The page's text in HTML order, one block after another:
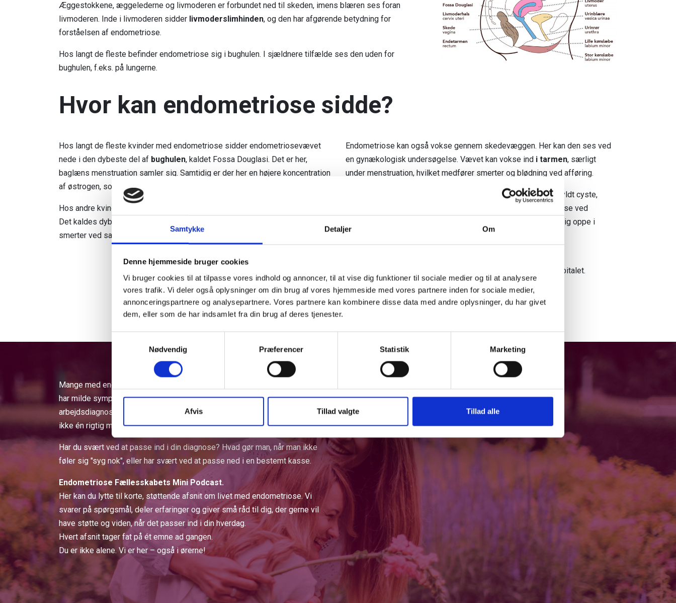
Samtykke Detaljer Om
Denne hjemmeside bruger cookies
Vi bruger cookies til at tilpasse vores indhold og annoncer, til at vise dig funktioner til sociale medier og til at analysere
vores trafik. Vi deler også oplysninger om din brug af vores hjemmeside med vores partnere inden for sociale medier,
annonceringspartnere og analysepartnere. Vores partnere kan kombinere disse data med andre oplysninger, du har givet
dem, eller som de har indsamlet fra din brug af deres tjenester.
Nødvendig
Præferencer Statistik Marketing
Afvis Tillad valgte Tillad alle
Æggestokkene, æggelederne og livmoderen er forbundet ned til skeden, imens blæren ses foran
livmoderen. Inde i livmoderen sidder livmoderslimhinden, og den har afgørende betydning for
forståelsen af endometriose.
Hos langt de fleste befinder endometriose sig i bughulen. I sjældnere tilfælde ses den uden for
bughulen, f.eks. på lungerne.
Hvor kan endometriose sidde?
Hos langt de fleste kvinder med endometriose sidder endometriosevævet
nede i den dybeste del af bughulen, kaldet Fossa Douglasi. Det er her,
baglæns menstruation samler sig. Samtidig er der her en højere koncentration
af østrogen, som udskilles fra æggestokkens overflade.
Hos andre kvinder vokser endometriosen nede i vævet
Det kaldes dybt infiltrerende endometriose. Særligt denne type kan give
smerter ved samleje.
Endometriose kan også vokse gennem skedevæggen. Her kan den ses ved
en gynækologisk undersøgelse. Vævet kan vokse ind i tarmen, særligt
under menstruation, hvilket medfører smerter og blødning ved afføring.
kan endometriose udvikle sig til en blodfyldt cyste,
imens det på blæren kan give fornemmelse af blærebetændelse ved
menstruation. Det er mindre hyppigt, at endometriose sætter sig oppe i
bughulen på f.eks.
tyktarmen eller tyndtarmen
landsdelsfunktioner - Aarhus Universitetshospital og Rigshospitalet.
Mange med endometriose kan føle, at de ikke passer ind i diagnosen. Nogle
har milde symptomer, andre svære. Nogle har en sikker diagnose, andre en
arbejdsdiagnose. Uanset symptombillede er din oplevelse gyldig. Der findes
ikke én rigtig måde at have endometriose på.
Har du svært ved at passe ind i din diagnose? Hvad gør man, når man ikke
føler sig "syg nok", eller har svært ved at passe ned i en bestemt kasse.
Endometriose Fællesskabets Mini Podcast.
Her kan du lytte til korte, støttende afsnit om livet med endometriose. Vi
svarer på spørgsmål, deler erfaringer og giver små råd til dig, der gerne vil
have støtte og viden, når det passer ind i din hverdag.
Hvert afsnit tager fat på ét emne ad gangen.
Du er ikke alene. Vi er her – også i ørerne!